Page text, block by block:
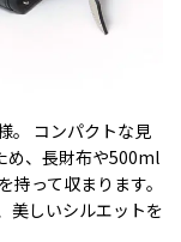
。 コンパクトな見
め、長財布や500ml
って収まります。
美しいシルエットを